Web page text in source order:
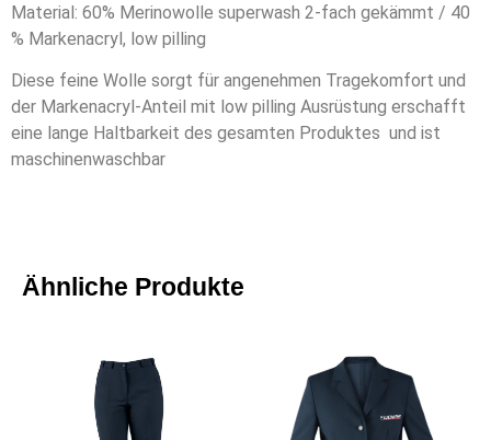
Material: 60% Merinowolle superwash 2-fach gekämmt / 40
% Markenacryl, low pilling
Diese feine Wolle sorgt für angenehmen Tragekomfort und
der Markenacryl-Anteil mit low pilling Ausrüstung erschafft
eine lange Haltbarkeit des gesamten Produktes und ist
maschinenwaschbar
Ähnliche Produkte